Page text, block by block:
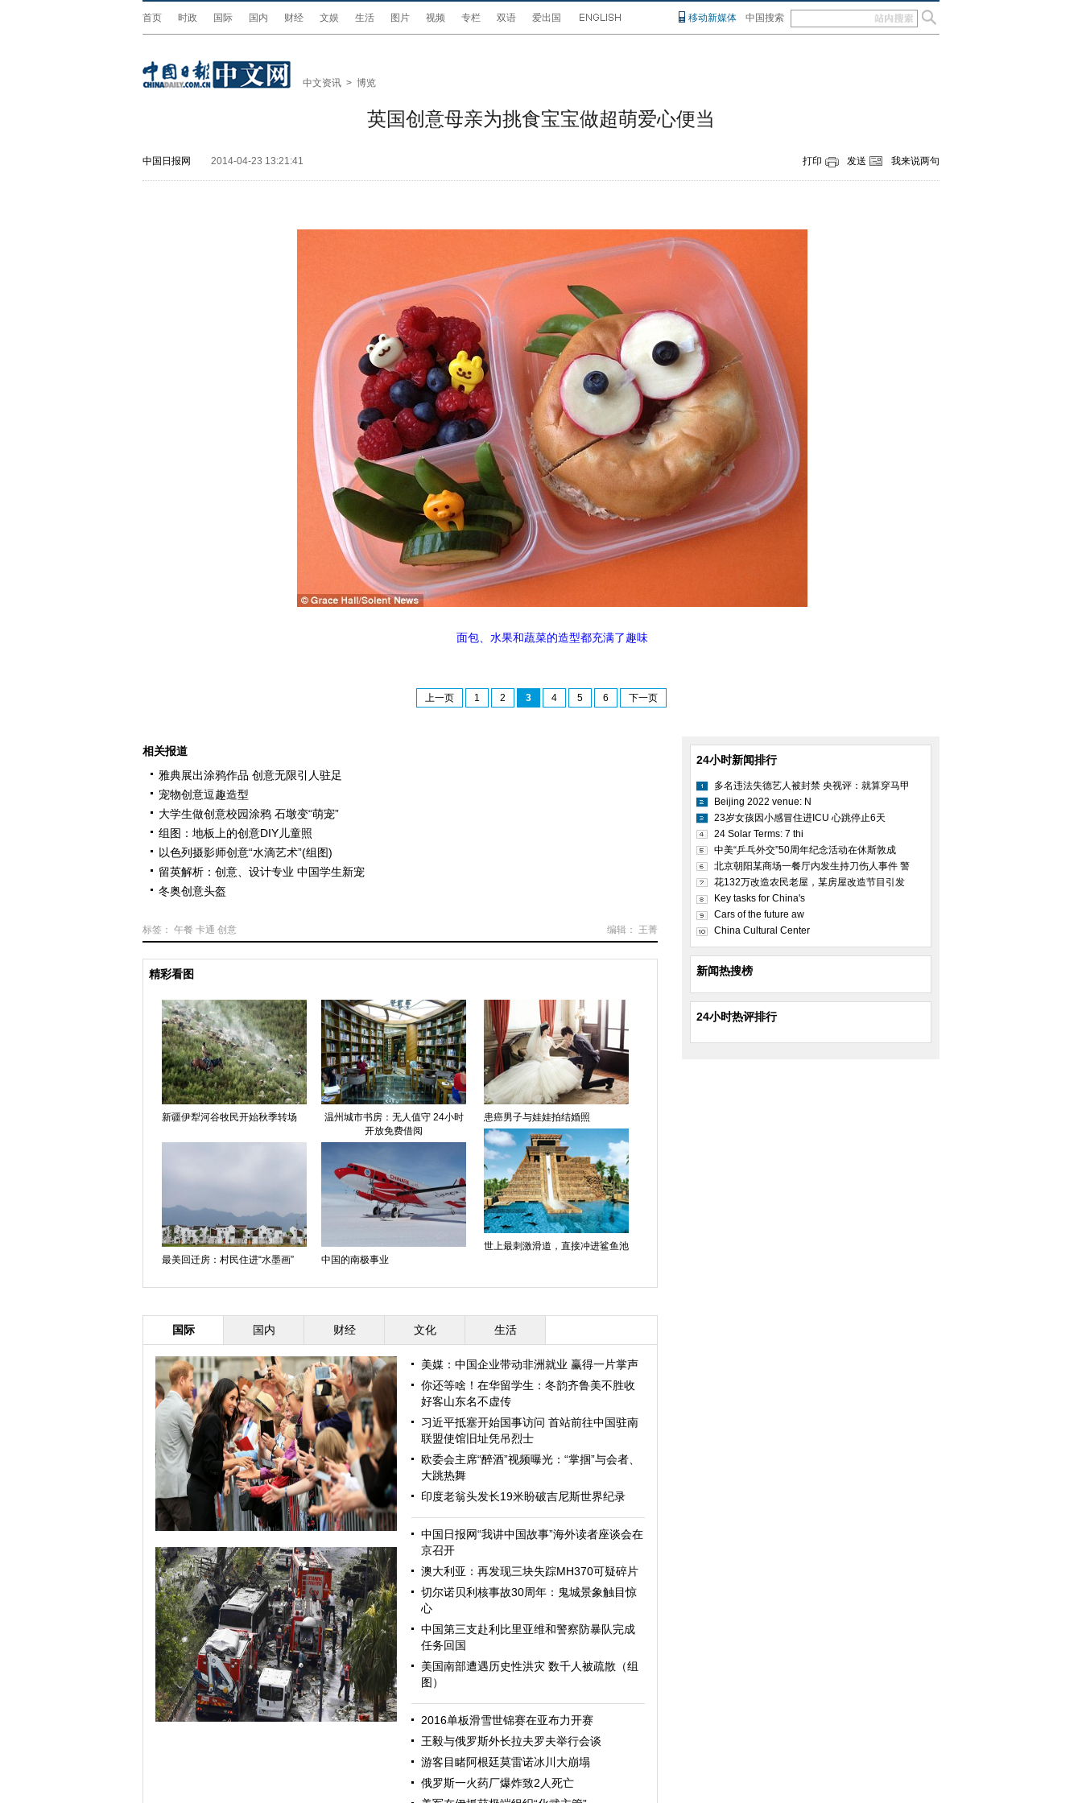
首页 时政 国际 国内 财经 文娱 生活 图片 视频 专栏 双语 爱出国 移动新媒体 中国搜索
中文资讯 > 博览
英国创意母亲为挑食宝宝做超萌爱心便当
中国日报网 2014-04-23 13:21:41 打印 发送 我来说两句
面包、水果和蔬菜的造型都充满了趣味
上一页 1 2 3 4 5 6 下一页
相关报道
雅典展出涂鸦作品 创意无限引人驻足
宠物创意逗趣造型
大学生做创意校园涂鸦 石墩变“萌宠”
组图：地板上的创意DIY儿童照
以色列摄影师创意“水滴艺术”(组图)
留英解析：创意、设计专业 中国学生新宠
冬奥创意头盔
编辑： 王菁
标签： 午餐 卡通 创意
精彩看图
新疆伊犁河谷牧民开始秋季转场
温州城市书房：无人值守 24小时
开放免费借阅
最美回迁房：村民住进“水墨画” 中国的南极事业
患癌男子与娃娃拍结婚照
世上最刺激滑道，直接冲进鲨鱼池
国际 国内 财经 文化 生活
哈里与梅根亮相都柏林街头接受民众欢迎
美媒：中国企业带动非洲就业 赢得一片掌声
你还等啥！在华留学生：冬韵齐鲁美不胜收
好客山东名不虚传
习近平抵塞开始国事访问 首站前往中国驻南
联盟使馆旧址凭吊烈士
欧委会主席“醉酒”视频曝光：“掌掴”与会者、
大跳热舞
印度老翁头发长19米盼破吉尼斯世界纪录
中国日报网“我讲中国故事”海外读者座谈会在
京召开
澳大利亚：再发现三块失踪MH370可疑碎片
切尔诺贝利核事故30周年：鬼城景象触目惊
心
中国第三支赴利比里亚维和警察防暴队完成
任务回国
美国南部遭遇历史性洪灾 数千人被疏散（组
图）
2016单板滑雪世锦赛在亚布力开赛
王毅与俄罗斯外长拉夫罗夫举行会谈
游客目睹阿根廷莫雷诺冰川大崩塌
俄罗斯一火药厂爆炸致2人死亡
24小时新闻排行
多名违法失德艺人被封禁 央视评：就算穿马甲
Beijing 2022 venue: N
23岁女孩因小感冒住进ICU 心跳停止6天
24 Solar Terms: 7 thi
中美“乒乓外交”50周年纪念活动在休斯敦成
北京朝阳某商场一餐厅内发生持刀伤人事件 警
花132万改造农民老屋，某房屋改造节目引发
Key tasks for China's
Cars of the future aw
China Cultural Center
新闻热搜榜
24小时热评排行